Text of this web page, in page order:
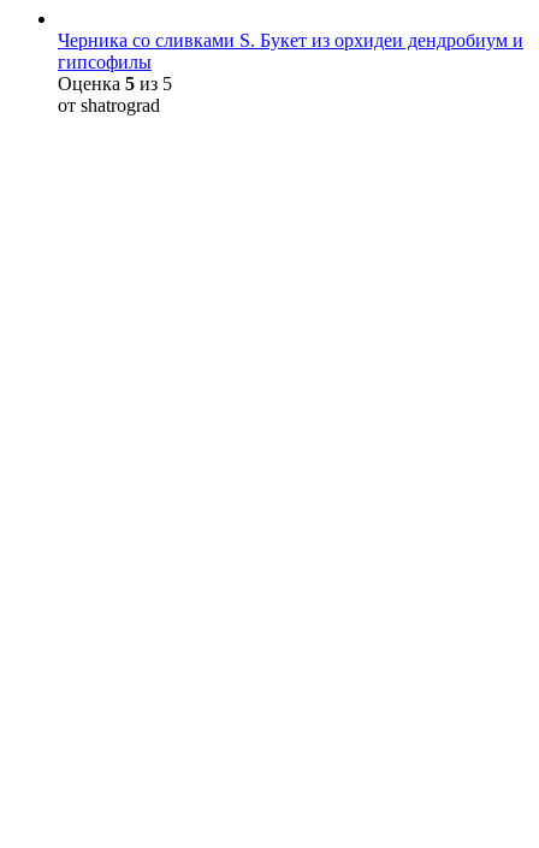
Черника со сливками S. Букет из орхидеи дендробиум и
гипсофилы
Оценка 5 из 5
от shatrograd